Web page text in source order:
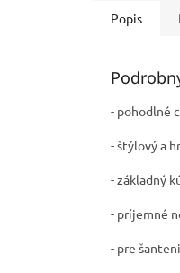
Popis
- pohodlné
- štýlový a
- základný
- príjemné
- pre